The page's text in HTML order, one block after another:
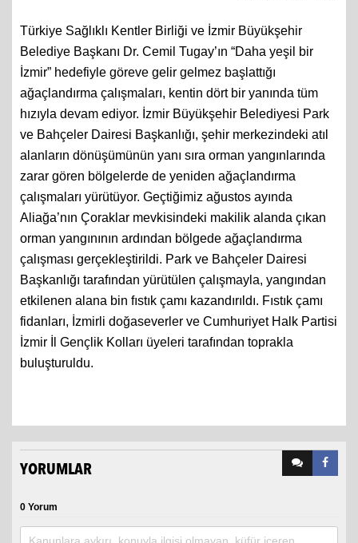
Türkiye Sağlıklı Kentler Birliği ve İzmir Büyükşehir
Belediye Başkanı Dr. Cemil Tugay’ın “Daha yeşil bir
İzmir” hedefiyle göreve gelir gelmez başlattığı
ağaçlandırma çalışmaları, kentin dört bir yanında tüm
hızıyla devam ediyor. İzmir Büyükşehir Belediyesi Park
ve Bahçeler Dairesi Başkanlığı, şehir merkezindeki atıl
alanların dönüşümünün yanı sıra orman yangınlarında
zarar gören bölgelerde de yeniden ağaçlandırma
çalışmaları yürütüyor. Geçtiğimiz ağustos ayında
Aliağa’nın Çoraklar mevkisindeki makilik alanda çıkan
orman yangınının ardından bölgede ağaçlandırma
çalışması gerçekleştirildi. Park ve Bahçeler Dairesi
Başkanlığı tarafından yürütülen çalışmayla, yangından
etkilenen alana bin fıstık çamı kazandırıldı. Fıstık çamı
fidanları, İzmirli doğaseverler ve Cumhuriyet Halk Partisi
İzmir İl Gençlik Kolları üyeleri tarafından toprakla
buluşturuldu.
YORUMLAR
0 Yorum